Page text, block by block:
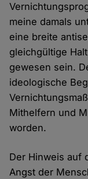
meine damals
eine breite
gleichgültige
gewesen sein.
ideologische
Mithelfern und
worden.
Der Hinweis auf
Angst der